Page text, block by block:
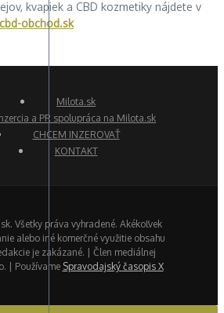
kvapiek a CBD kozmetiky nájdete v
cbd-obchod.sk
Milota.sk
a PR spolupráca na Milota.sk
CHCEM INZEROVAŤ
KONTAKT
Všetky práva vyhradené. Akékoľvek
alebo iné komerčné využitie obsahu
je zakázané. | Člen mediálnej
| Používame Spravodajský časopis X